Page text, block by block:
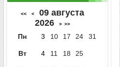
<< <
09 августа
2026
> >>
Пн 3 10 17 24 31
Вт 4 11 18 25